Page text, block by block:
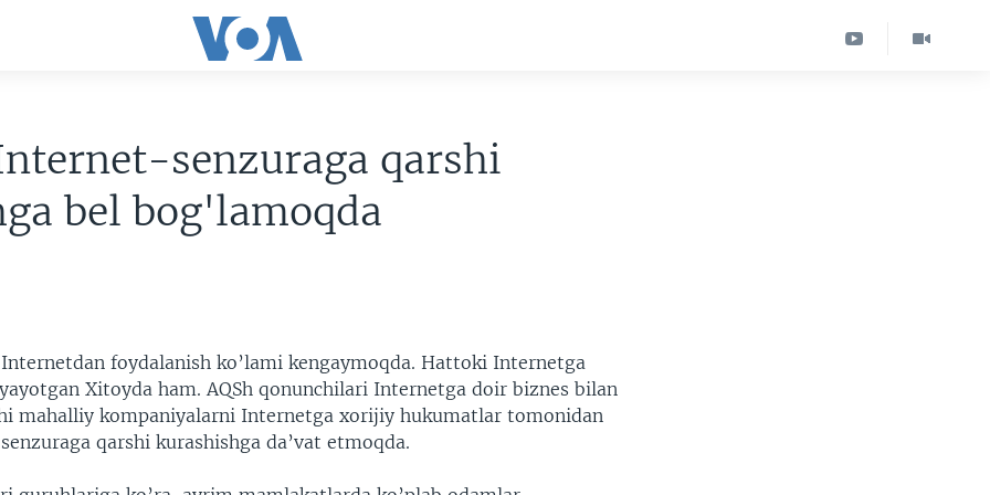
senzuraga qarshi
bel bog'lamoqda
Internetdan foydalanish ko’lami kengaymoqda. Hattoki Internetga
Xitoyda ham. AQSh qonunchilari Internetga doir biznes bilan
mahalliy kompaniyalarni Internetga xorijiy hukumatlar tomonidan
qarshi kurashishga da’vat etmoqda.